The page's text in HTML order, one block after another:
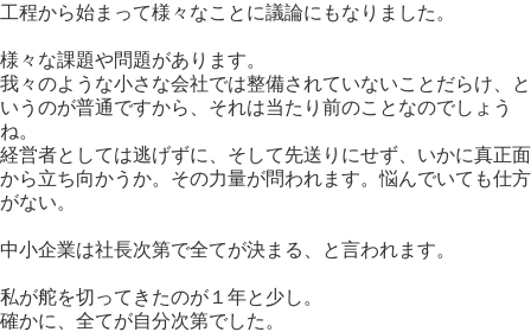
工程から始まって様々なことに議論にもなりました。
様々な課題や問題があります。
我々のような小さな会社では整備されていないことだらけ、と
いうのが普通ですから、それは当たり前のことなのでしょう
ね。
経営者としては逃げずに、そして先送りにせず、いかに真正面
から立ち向かうか。その力量が問われます。悩んでいても仕方
がない。
中小企業は社長次第で全てが決まる、と言われます。
私が舵を切ってきたのが１年と少し。
確かに、全てが自分次第でした。